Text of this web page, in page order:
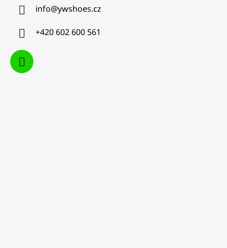
info@ywshoes.cz
+420 602 600 561